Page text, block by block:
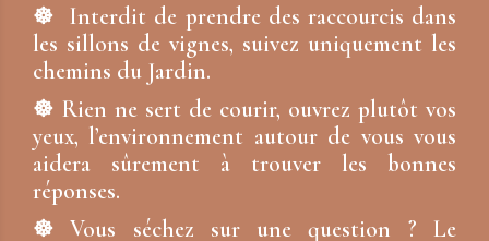
☸ Interdit de prendre des raccourcis dans
les sillons de vignes, suivez uniquement les
chemins du Jardin.
☸ Rien ne sert de courir, ouvrez plutôt vos
yeux, l’environnement autour de vous vous
aidera sûrement à trouver les bonnes
réponses.
☸ Vous séchez sur une question ? Le